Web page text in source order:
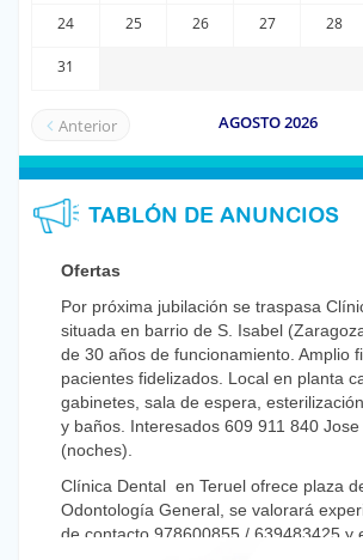
TABLÓN DE ANUNCIOS
Ofertas
Por próxima jubilación se traspasa
situada en barrio de S. Isabel
de 30 años de funcionamiento. Amplio
pacientes fidelizados. Local en planta
gabinetes, sala de espera,
y baños. Interesados 609 911 840 Jose
(noches).
Clínica Dental en Teruel ofrece plaza
Odontología General, se valorará
de contacto 978600855 / 639483425 y